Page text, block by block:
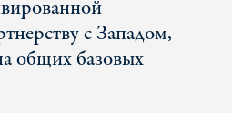
с Западом,
общих базовых